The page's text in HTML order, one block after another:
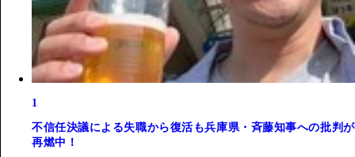
1
不信任決議による失職から復活も兵庫県・斉藤知事への批判が
再燃中！